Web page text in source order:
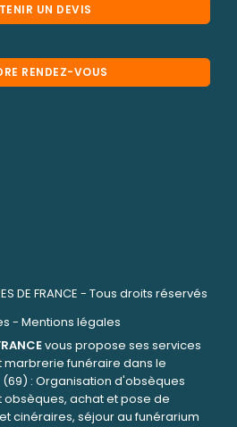
UN DEVIS
RENDEZ-VOUS
DE FRANCE - Tous droits réservés
- Mentions légales
vous propose ses services
funéraire dans le
: Organisation d'obsèques
achat et pose de
cinéraires, séjour au funérarium